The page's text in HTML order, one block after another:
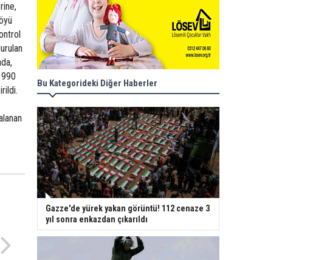
Bu Kategorideki Diğer Haberler
Gazze'de yürek yakan görüntü! 112 cenaze 3
yıl sonra enkazdan çıkarıldı